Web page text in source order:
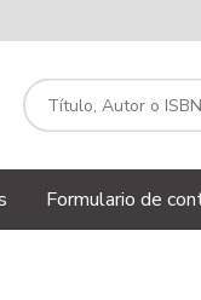
Formulario de